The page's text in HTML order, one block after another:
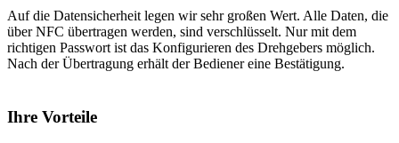
Auf die Datensicherheit legen wir sehr großen Wert. Alle Daten, die
über NFC übertragen werden, sind verschlüsselt. Nur mit dem
richtigen Passwort ist das Konfigurieren des Drehgebers möglich.
Nach der Übertragung erhält der Bediener eine Bestätigung.
Ihre Vorteile